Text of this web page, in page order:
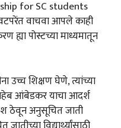
for SC students
वाचवा आपले काही
ह्या पोस्टच्या माध्यमातून
उच्च शिक्षण घेणे, त्यांच्या
आंबेडकर याचा आदर्श
ठेवून अनुसूचित जाती